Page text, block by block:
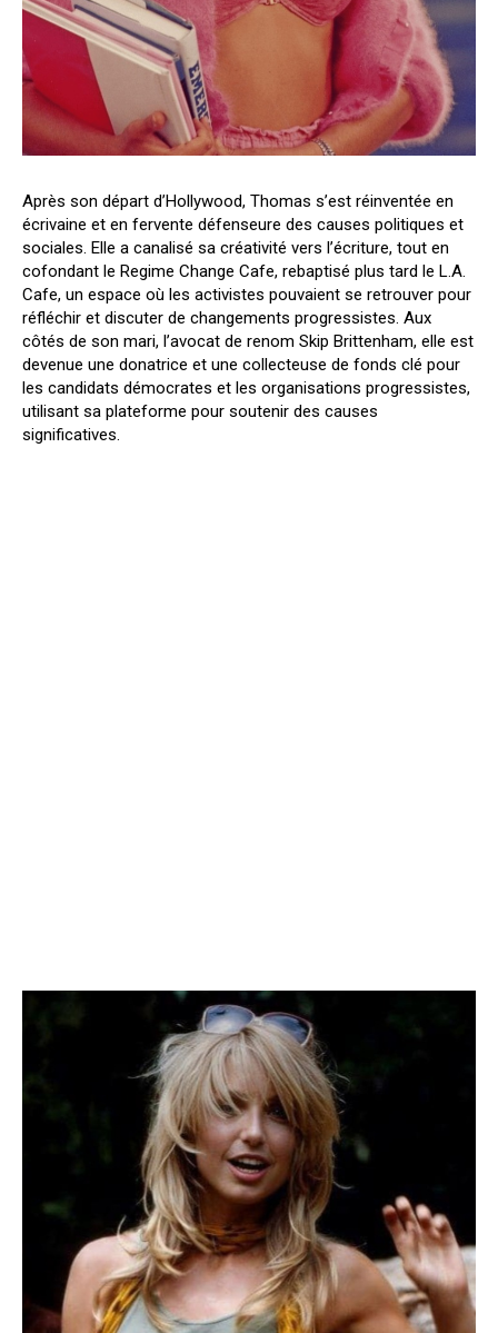
Après son départ d’Hollywood, Thomas s’est réinventée en
écrivaine et en fervente défenseure des causes politiques et
sociales. Elle a canalisé sa créativité vers l’écriture, tout en
cofondant le Regime Change Cafe, rebaptisé plus tard le L.A.
Cafe, un espace où les activistes pouvaient se retrouver pour
réfléchir et discuter de changements progressistes. Aux
côtés de son mari, l’avocat de renom Skip Brittenham, elle est
devenue une donatrice et une collecteuse de fonds clé pour
les candidats démocrates et les organisations progressistes,
utilisant sa plateforme pour soutenir des causes
significatives.